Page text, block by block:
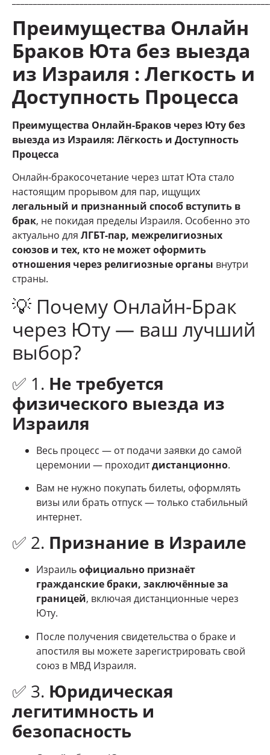
Преимущества Онлайн
Браков Юта без выезда
из Израиля : Легкость и
Доступность Процесса
Преимущества Онлайн-Браков через Юту без
выезда из Израиля: Лёгкость и Доступность
Процесса
Онлайн-бракосочетание через штат Юта стало
настоящим прорывом для пар, ищущих
легальный и признанный способ вступить в
брак, не покидая пределы Израиля. Особенно это
актуально для ЛГБТ-пар, межрелигиозных
союзов и тех, кто не может оформить
отношения через религиозные органы внутри
страны.
💡 Почему Онлайн-Брак
через Юту — ваш лучший
выбор?
✅ 1. Не требуется
физического выезда из
Израиля
Весь процесс — от подачи заявки до самой
церемонии — проходитдистанционно.
Вам не нужно покупать билеты, оформлять
визы или брать отпуск — только стабильный
интернет.
✅ 2. Признание в Израиле
Израильофициально признаёт
гражданские браки, заключённые за
границей, включая дистанционные через
Юту.
После получения свидетельства о браке и
апостиля вы можете зарегистрировать свой
союз в МВД Израиля.
✅ 3. Юридическая
легитимность и
безопасность